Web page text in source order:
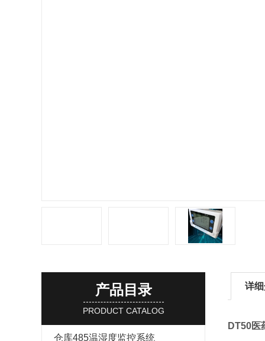
产品目录
PRODUCT CATALOG
仓库485温湿度监控系统
详
DT50医